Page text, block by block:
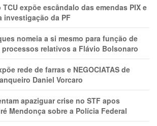
TCU expõe escândalo das emendas PIX e
investigação da PF
nomeia a si mesmo para função de
relativos a Flávio Bolsonaro
rede de farras e NEGOCIATAS de
Daniel Vorcaro
apaziguar crise no STF apos
Mendonça sobre a Polícia Federal